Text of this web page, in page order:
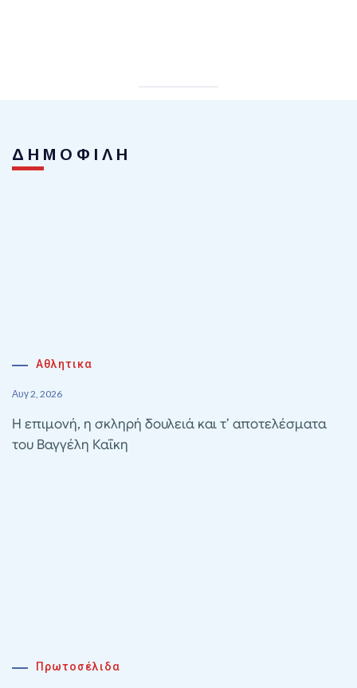
ΔΗΜΟΦΙΛΗ
Αθλητικα
Αυγ 2, 2026
Η επιμονή, η σκληρή δουλειά και τ’ αποτελέσματα
του Βαγγέλη Καΐκη
Πρωτοσέλιδα